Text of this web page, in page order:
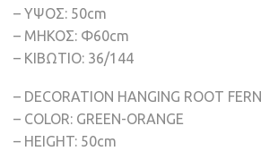
– ΥΨΟΣ: 50cm
– ΜΗΚΟΣ: Φ60cm
– ΚΙΒΩΤΙΟ: 36/144
– DECORATION HANGING ROOT FERN
– COLOR: GREEN-ORANGE
– HEIGHT: 50cm